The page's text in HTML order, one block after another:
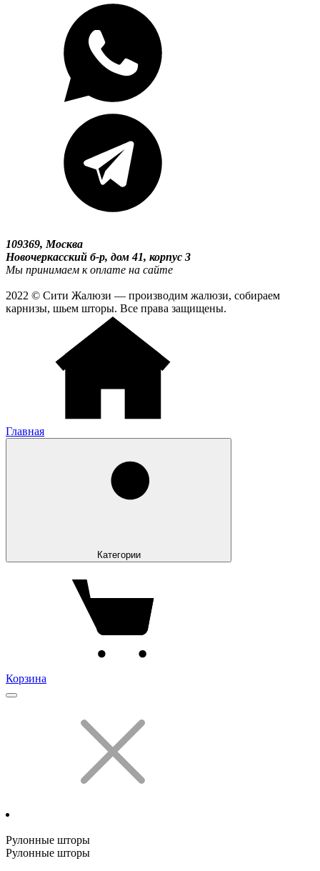
109369, Москва
Новочеркасский б-р, дом 41, корпус 3
Мы принимаем к оплате на сайте
2022 © Сити Жалюзи — производим жалюзи, собираем
карнизы, шьем шторы. Все права защищены.
Главная
Категории
Корзина
Рулонные шторы
Рулонные шторы